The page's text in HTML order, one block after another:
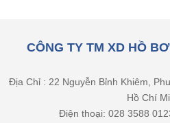
CÔNG TY TM XD HỒ
Địa Chỉ : 22 Nguyễn Bỉnh Khiêm,
Hồ Chí
Điện thoại: 028 3588